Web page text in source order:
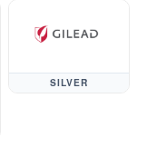
SILVER